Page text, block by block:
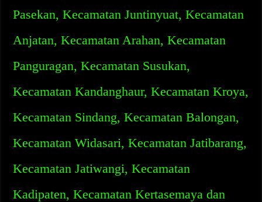
Pasekan, Kecamatan Juntinyuat, Kecamatan
Anjatan, Kecamatan Arahan, Kecamatan
Panguragan, Kecamatan Susukan,
Kecamatan Kandanghaur, Kecamatan Kroya,
Kecamatan Sindang, Kecamatan Balongan,
Kecamatan Widasari, Kecamatan Jatibarang,
Kecamatan Jatiwangi, Kecamatan
Kadipaten, Kecamatan Kertasemaya dan